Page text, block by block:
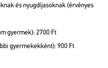
és nyugdíjasoknak (érvényes
gyermek): 2700 Ft
gyermekekként): 900 Ft